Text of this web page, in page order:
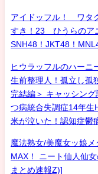
アイドッフル！ ワタ
すき！23 ひうらのア
SNH48！JKT48！
ヒウラッフルのハーニ
生前整理人！孤立し孤
完結編＞ キャッシン
つ病統合失調症14年生
米が泣いた！認知症鬱
魔法熟女/美魔女ッ娘
MAX！ ニート仙人仙
まとめ速報Z)]